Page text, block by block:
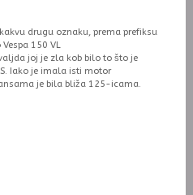
drugu oznaku, prema prefiksu
150 VL
joj je zla kob bilo to što je
Iako je imala isti motor
je bila bliža 125-icama.